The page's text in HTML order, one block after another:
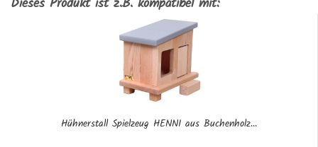
Hühnerstall Spielzeug HENNI aus Buchenholz...